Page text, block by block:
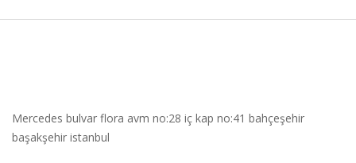
Mercedes bulvar flora avm no:28 iç kap no:41 bahçeşehir
başakşehir istanbul